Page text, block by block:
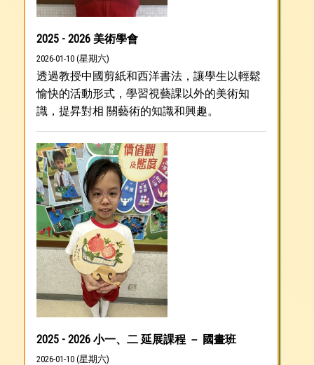
2025 - 2026 美術學會
2026-01-10 (星期六)
透過教授中國剪紙和西洋書法，讓學生以輕鬆
愉快的活動形式，學習視藝課以外的美術知
識，提昇對相 關藝術的知識和興趣。
2025 - 2026 小一、二 延展課程 － 國畫班
2026-01-10 (星期六)